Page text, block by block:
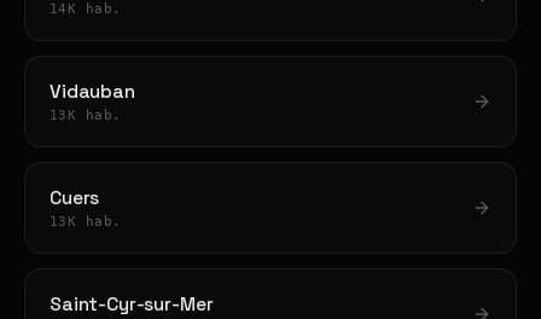
14K hab.
Vidauban
13K hab.
Cuers
13K hab.
Saint-Cyr-sur-Mer